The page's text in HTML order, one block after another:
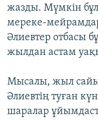
жазды. Мүмкін
мереке-
Әлиевтер отбасы
жылдан астам
Мысалы, жыл
Әлиевтің туған
шаралар